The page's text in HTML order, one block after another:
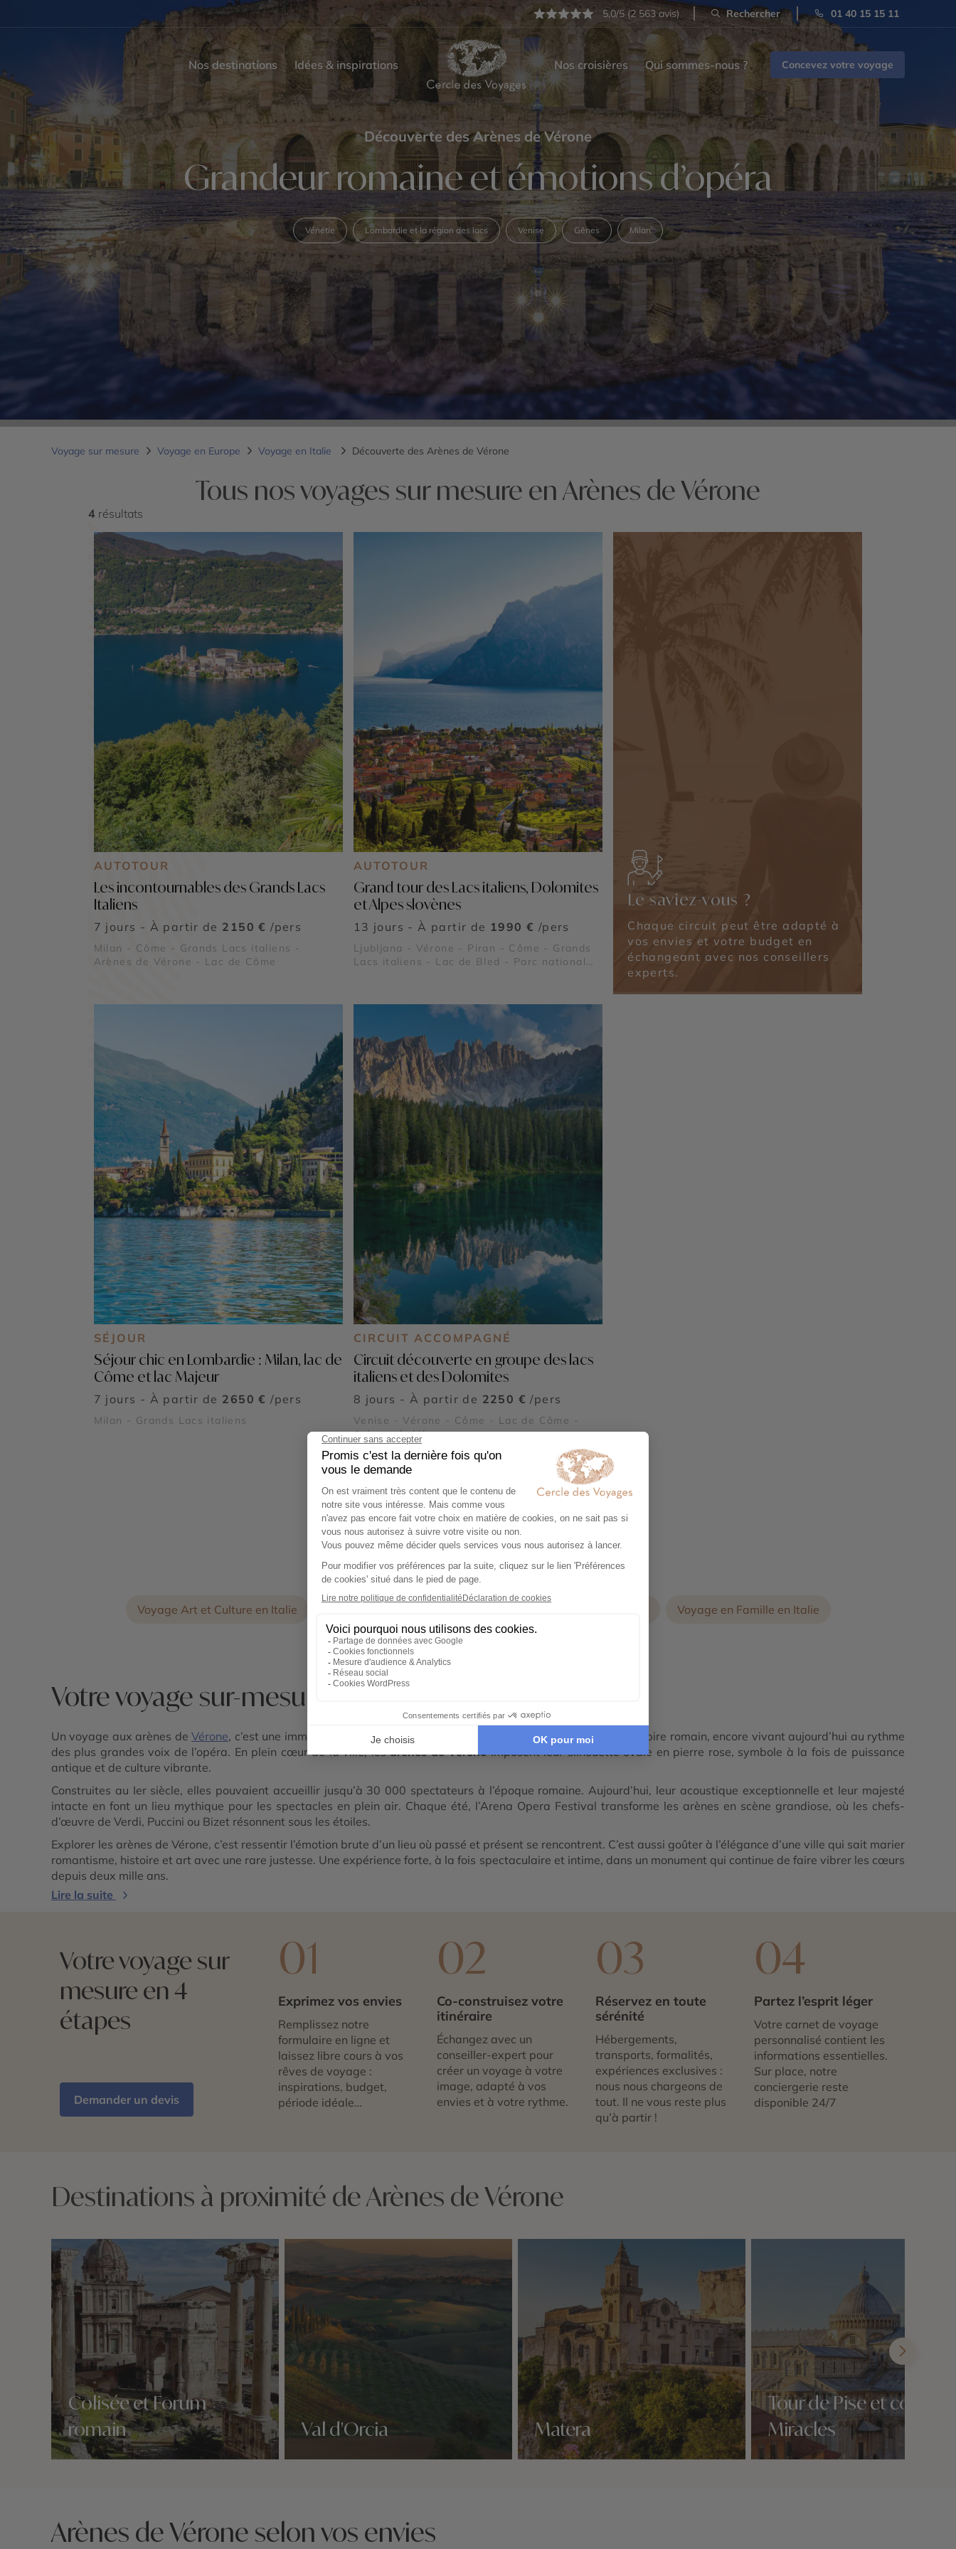
5,0/5 (2 563 avis) Rechercher 01 40 15 15 11
Nos destinations Idées & inspirations Nos croisières Qui sommes-nous ? Concevez votre voyage
Découverte des Arènes de Vérone
Grandeur romaine et émotions d’opéra
Vénétie Lombardie et la région des lacs Venise Gênes Milan
Voyage sur mesure Voyage en Europe Voyage en Italie Découverte des Arènes de Vérone
Tous nos voyages sur mesure en Arènes de Vérone
4 résultats
AUTOTOUR
Les incontournables des Grands Lacs
Italiens
7 jours - À partir de 2150 € /pers
Milan - Côme - Grands Lacs italiens -
Arènes de Vérone - Lac de Côme
AUTOTOUR
Grand tour des Lacs italiens, Dolomites
et Alpes slovènes
13 jours - À partir de 1990 € /pers
Ljubljana - Vérone - Piran - Côme - Grands
Lacs italiens - Lac de Bled - Parc national
Le saviez-vous ?
Chaque circuit peut être adapté à
vos envies et votre budget en
échangeant avec nos conseillers
experts.
SÉJOUR
Séjour chic en Lombardie : Milan, lac de
Côme et lac Majeur
7 jours - À partir de 2650 € /pers
Milan - Grands Lacs italiens
CIRCUIT ACCOMPAGNÉ
Circuit découverte en groupe des lacs
italiens et des Dolomites
8 jours - À partir de 2250 € /pers
Venise - Vérone - Côme - Lac de Côme -
Arènes de Vérone
Voir tous nos voyages Italie
Découvrez aussi :
Voyage Art et Culture en Italie Voyage en Famille en Italie
Voyage Romantique Italie
Votre voyage sur-mesure en Arènes de Vérone
Un voyage aux arènes de Vérone, c’est une immersion dans l’un des amphithéâtres les mieux conservés de l’Empire romain, encore vivant aujourd’hui au rythme
des plus grandes voix de l’opéra. En plein cœur de la ville, lesarènes de Véroneimposent leur silhouette ovale en pierre rose, symbole à la fois de puissance
antique et de culture vibrante.
Construites au Ier siècle, elles pouvaient accueillir jusqu’à 30 000 spectateurs à l’époque romaine. Aujourd’hui, leur acoustique exceptionnelle et leur majesté
intacte en font un lieu mythique pour les spectacles en plein air. Chaque été, l’Arena Opera Festival transforme les arènes en scène grandiose, où les chefs-
d’œuvre de Verdi, Puccini ou Bizet résonnent sous les étoiles.
Explorer les arènes de Vérone, c’est ressentir l’émotion brute d’un lieu où passé et présent se rencontrent. C’est aussi goûter à l’élégance d’une ville qui sait marier
romantisme, histoire et art avec une rare justesse. Une expérience forte, à la fois spectaculaire et intime, dans un monument qui continue de faire vibrer les cœurs
depuis deux mille ans.
Lire la suite
Votre voyage sur
mesure en 4
étapes
Demander un devis
01
Exprimez vos envies
Remplissez notre
formulaire en ligne et
laissez libre cours à vos
rêves de voyage :
inspirations, budget,
période idéale…
02
Co-construisez votre
itinéraire
Échangez avec un
conseiller-expert pour
créer un voyage à votre
image, adapté à vos
envies et à votre rythme.
03
Réservez en toute
sérénité
Hébergements,
transports, formalités,
expériences exclusives :
nous nous chargeons de
tout. Il ne vous reste plus
qu’à partir !
04
Partez l’esprit léger
Votre carnet de voyage
personnalisé contient les
informations essentielles.
Sur place, notre
conciergerie reste
disponible 24/7
Destinations à proximité de Arènes de Vérone
Colisée et Forum
romain
Val d'Orcia Matera
Tour de Pise et cour
Miracles
Arènes de Vérone selon vos envies